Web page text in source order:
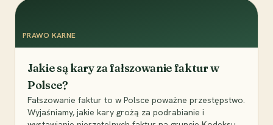
PRAWO KARNE
Jakie są kary za fałszowanie faktur w
Polsce?
Fałszowanie faktur to w Polsce poważne przestępstwo.
Wyjaśniamy, jakie kary grożą za podrabianie i